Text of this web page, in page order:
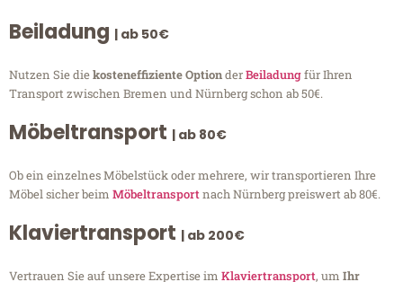
Beiladung | ab 50€
Nutzen Sie diekosteneffiziente OptionderBeiladungfür Ihren
Transport zwischen Bremen und Nürnberg schon ab 50€.
Möbeltransport | ab 80€
Ob ein einzelnes Möbelstück oder mehrere, wir transportieren Ihre
Möbel sicher beim Möbeltransportnach Nürnberg preiswert ab 80€.
Klaviertransport | ab 200€
Vertrauen Sie auf unsere Expertise im Klaviertransport, um Ihr